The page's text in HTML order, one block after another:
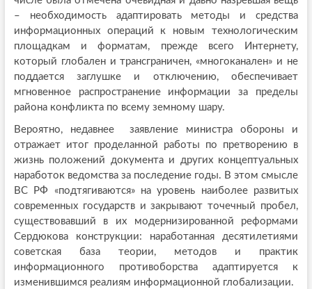
– необходимость адаптировать методы и средства
информационных операций к новым технологическим
площадкам и форматам, прежде всего Интернету,
который глобален и трансграничен, «многоканален» и не
поддается заглушке и отключению, обеспечивает
мгновенное распространение информации за пределы
района конфликта по всему земному шару.
Вероятно, недавнее заявление министра обороны и
отражает итог проделанной работы по претворению в
жизнь положений документа и других концептуальных
наработок ведомства за последение годы. В этом смысле
ВС РФ «подтягиваются» на уровень наиболее развитых
современных государств и закрывают точечный пробел,
существовавший в их модернизированной реформами
Сердюкова конструкции: наработанная десятилетиями
советская база теории, методов и практик
информационного противоборства адаптируется к
изменившимся реалиям информационной глобализации.